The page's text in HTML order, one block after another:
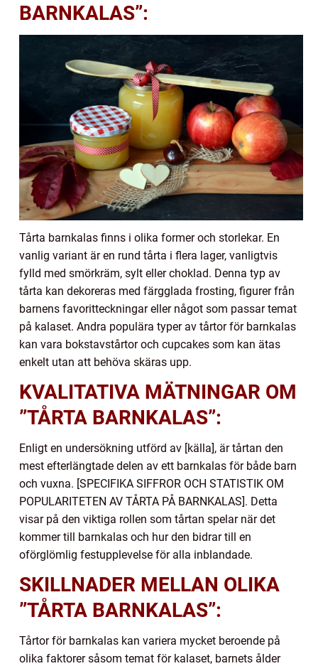
BARNKALAS”:
Tårta barnkalas finns i olika former och storlekar. En
vanlig variant är en rund tårta i flera lager, vanligtvis
fylld med smörkräm, sylt eller choklad. Denna typ av
tårta kan dekoreras med färgglada frosting, figurer från
barnens favoritteckningar eller något som passar temat
på kalaset. Andra populära typer av tårtor för barnkalas
kan vara bokstavstårtor och cupcakes som kan ätas
enkelt utan att behöva skäras upp.
KVALITATIVA MÄTNINGAR OM
”TÅRTA BARNKALAS”:
Enligt en undersökning utförd av [källa], är tårtan den
mest efterlängtade delen av ett barnkalas för både barn
och vuxna. [SPECIFIKA SIFFROR OCH STATISTIK OM
POPULARITETEN AV TÅRTA PÅ BARNKALAS]. Detta
visar på den viktiga rollen som tårtan spelar när det
kommer till barnkalas och hur den bidrar till en
oförglömlig festupplevelse för alla inblandade.
SKILLNADER MELLAN OLIKA
”TÅRTA BARNKALAS”:
Tårtor för barnkalas kan variera mycket beroende på
olika faktorer såsom temat för kalaset, barnets ålder